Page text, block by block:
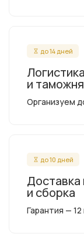
до 14 дней
Логистика
и таможня
Организуем
до 10 дней
Доставка
и сборка
Гарантия —